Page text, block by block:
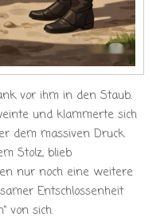
vor ihm in den Staub.
und klammerte sich
dem massiven Druck
Stolz, blieb
nur noch eine weitere
Entschlossenheit
von sich.